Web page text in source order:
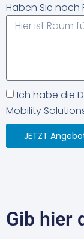
Haben Sie noch
Ich habe die
Mobility
JETZT
Gib hier